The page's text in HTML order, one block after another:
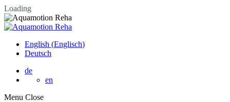
Loading
English (Englisch)
Deutsch
de
en
Menu